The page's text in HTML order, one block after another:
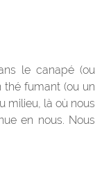
le canapé (ou
thé fumant (ou un
milieu, là où nous
en nous. Nous